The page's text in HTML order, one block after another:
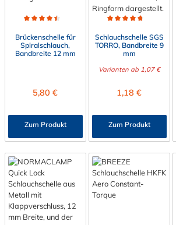
Brückenschelle für
Spiralschlauch,
Bandbreite 12 mm
Regulärer Preis:
5,80 €
Zum Produkt
Schlauchschelle SGS
TORRO, Bandbreite 9
mm
Varianten ab1,07 €
Regulärer Preis:
1,18 €
Zum Produkt